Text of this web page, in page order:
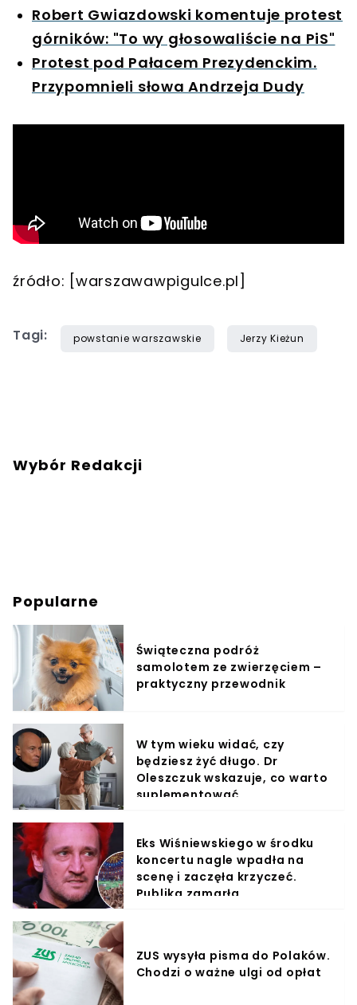
Robert Gwiazdowski komentuje protest
górników: "To wy głosowaliście na PiS"
Protest pod Pałacem Prezydenckim.
Przypomnieli słowa Andrzeja Dudy
źródło: [warszawawpigulce.pl]
Tagi: powstanie warszawskie Jerzy Kieżun
Wybór Redakcji
Popularne
Świąteczna podróż
samolotem ze zwierzęciem –
praktyczny przewodnik
W tym wieku widać, czy
będziesz żyć długo. Dr
Oleszczuk wskazuje, co warto
suplementować
Eks Wiśniewskiego w środku
koncertu nagle wpadła na
scenę i zaczęła krzyczeć.
Publika zamarła
ZUS wysyła pisma do Polaków.
Chodzi o ważne ulgi od opłat